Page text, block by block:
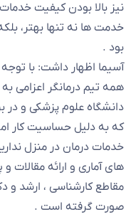
نیز بالا بودن کیفیت
خدمت ها نه تنها بهتر،
بود .
آسیما اظهار داشت: با
همه تیم درمانگر اعزامی به
دانشگاه علوم پزشکی و
که به دلیل حساسیت کار
خدمات درمان در منزل
های آماری و ارائه مقالات
مقاطع کارشناسی ، ارشد و
صورت گرفته است .